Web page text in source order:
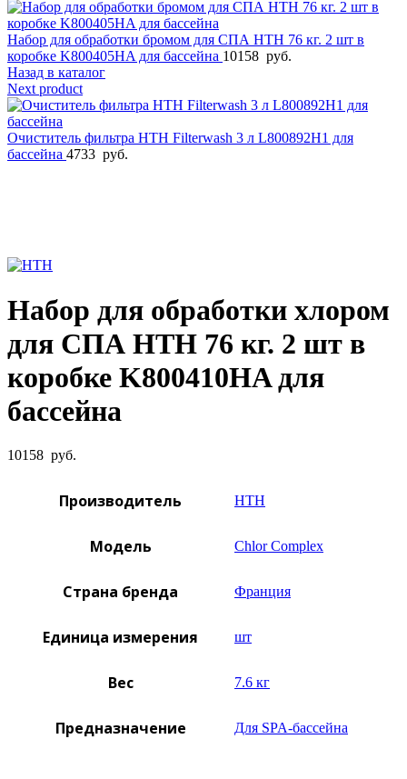
Набор для обработки бромом для СПА HTH 76 кг. 2 шт в
коробке K800405HA для бассейна 10158 руб.
Назад в каталог
Next product
Очиститель фильтра HTH Filterwash 3 л L800892H1 для
бассейна 4733 руб.
Набор для обработки хлором
для СПА HTH 76 кг. 2 шт в
коробке K800410HA для
бассейна
10158 руб.
Производитель HTH
Модель Chlor Complex
Страна бренда Франция
Единица измерения шт
Вес 7.6 кг
Предназначение Для SPA-бассейна